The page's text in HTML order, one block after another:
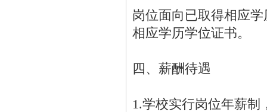
岗位面向已取得相应
相应学历学位证书。
四、薪酬待遇
1.学校实行岗位年薪